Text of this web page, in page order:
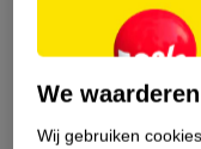
Over dit product
Etiketinformatie
We
Wij gebruiken